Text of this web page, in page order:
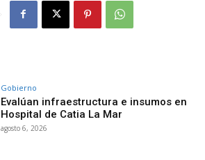
Gobierno
Evalúan infraestructura e insumos en
Hospital de Catia La Mar
agosto 6, 2026